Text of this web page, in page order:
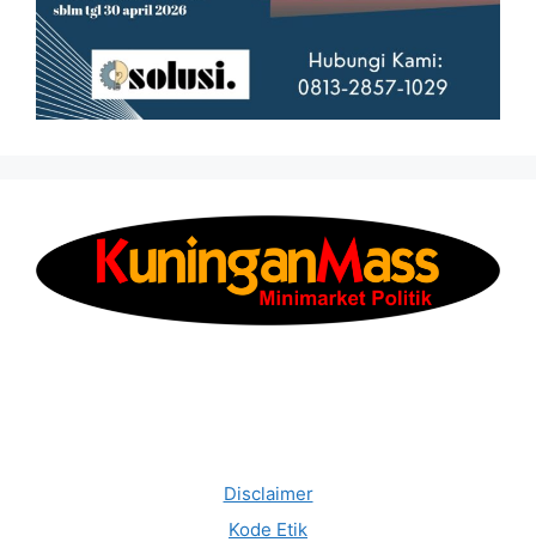
Disclaimer
Kode Etik